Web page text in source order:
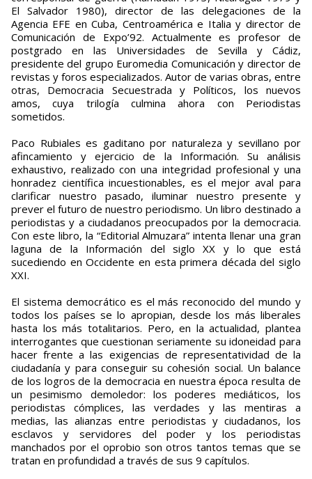
El Salvador 1980), director de las delegaciones de la
Agencia EFE en Cuba, Centroamérica e Italia y director de
Comunicación de Expo’92. Actualmente es profesor de
postgrado en las Universidades de Sevilla y Cádiz,
presidente del grupo Euromedia Comunicación y director de
revistas y foros especializados. Autor de varias obras, entre
otras, Democracia Secuestrada y Políticos, los nuevos
amos, cuya trilogía culmina ahora con Periodistas
sometidos.
Paco Rubiales es gaditano por naturaleza y sevillano por
afincamiento y ejercicio de la Información. Su análisis
exhaustivo, realizado con una integridad profesional y una
honradez científica incuestionables, es el mejor aval para
clarificar nuestro pasado, iluminar nuestro presente y
prever el futuro de nuestro periodismo. Un libro destinado a
periodistas y a ciudadanos preocupados por la democracia.
Con este libro, la “Editorial Almuzara” intenta llenar una gran
laguna de la Información del siglo XX y lo que está
sucediendo en Occidente en esta primera década del siglo
XXI.
El sistema democrático es el más reconocido del mundo y
todos los países se lo apropian, desde los más liberales
hasta los más totalitarios. Pero, en la actualidad, plantea
interrogantes que cuestionan seriamente su idoneidad para
hacer frente a las exigencias de representatividad de la
ciudadanía y para conseguir su cohesión social. Un balance
de los logros de la democracia en nuestra época resulta de
un pesimismo demoledor: los poderes mediáticos, los
periodistas cómplices, las verdades y las mentiras a
medias, las alianzas entre periodistas y ciudadanos, los
esclavos y servidores del poder y los periodistas
manchados por el oprobio son otros tantos temas que se
tratan en profundidad a través de sus 9 capítulos.